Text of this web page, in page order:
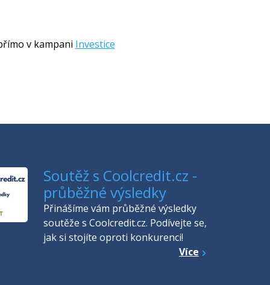
v kampani Investice
Soutěž s Coolcredit.cz -
průběžné výsledky
Přinášíme vám průběžné výsledky
soutěže s Coolcredit.cz. Podívejte se,
jak si stojíte oproti konkurenci!
Více